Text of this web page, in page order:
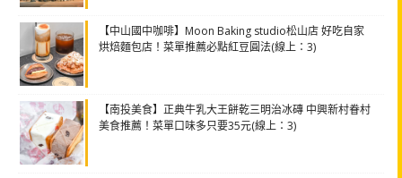
【中山國中咖啡】Moon Baking studio松山店 好吃自家
烘焙麵包店！菜單推薦必點紅豆圓法(線上：3)
【南投美食】正典牛乳大王餅乾三明治冰磚 中興新村眷村
美食推薦！菜單口味多只要35元(線上：3)